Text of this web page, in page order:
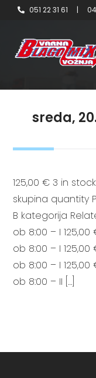
051 22 31 61 |
sreda,
125,00 € 3 in
skupina quantity
B kategorija
ob 8:00 – I
ob 8:00 – I
ob 8:00 – I
ob 8:00 – II […]